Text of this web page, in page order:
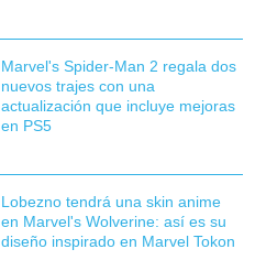
Marvel's Spider-Man 2 regala dos
nuevos trajes con una
actualización que incluye mejoras
en PS5
Lobezno tendrá una skin anime
en Marvel's Wolverine: así es su
diseño inspirado en Marvel Tokon